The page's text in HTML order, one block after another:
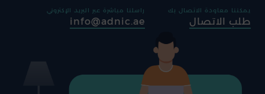
يمكننا معاودة الاتصال بك
طلب الاتصال
راسلنا مباشرة عبر البريد الإكتروني
info@adnic.ae